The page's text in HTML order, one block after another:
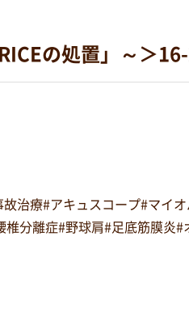
の処置」～＞
治療#アキュスコープ#マイ
分離症#野球肩#足底筋膜炎#